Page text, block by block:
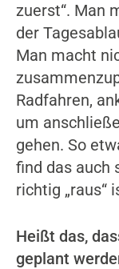
zuerst“. Man
der
Man macht
Radfahren,
um
gehen. So
find das auch
richtig „raus“
Heißt das,
geplant